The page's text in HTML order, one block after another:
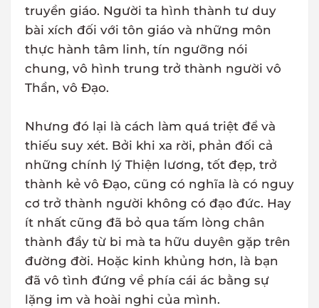
truyền giáo. Người ta hình thành tư duy
bài xích đối với tôn giáo và những môn
thực hành tâm linh, tín ngưỡng nói
chung, vô hình trung trở thành người vô
Thần, vô Đạo.
Nhưng đó lại là cách làm quá triệt để và
thiếu suy xét. Bởi khi xa rời, phản đối cả
những chính lý Thiện lương, tốt đẹp, trở
thành kẻ vô Đạo, cũng có nghĩa là có nguy
cơ trở thành người không có đạo đức. Hay
ít nhất cũng đã bỏ qua tấm lòng chân
thành đầy từ bi mà ta hữu duyên gặp trên
đường đời. Hoặc kinh khủng hơn, là bạn
đã vô tình đứng về phía cái ác bằng sự
lặng im và hoài nghi của mình.